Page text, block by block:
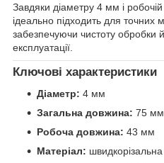
Завдяки діаметру 4 мм і
ідеально підходить для точних
забезпечуючи чистоту обробки
експлуатації.
Ключові характеристики
Діаметр: 4 мм
Загальна довжина: 75 мм
Робоча довжина: 43 мм
Матеріал: